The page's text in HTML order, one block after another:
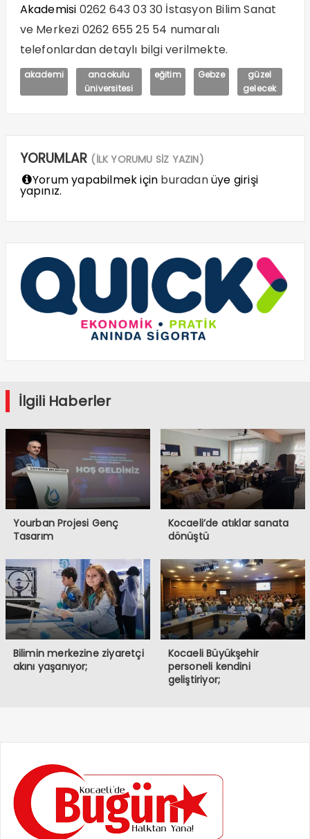
Akademisi 0262 643 03 30 İstasyon Bilim Sanat
ve Merkezi 0262 655 25 54 numaralı
telefonlardan detaylı bilgi verilmekte.
akademi
anaokulu
üniversitesi
eğitim Gebze
güzel
gelecek
YORUMLAR (İLK YORUMU SİZ YAZIN)
Yorum yapabilmek için buradanüye girişi
yapınız.
İlgili Haberler
Yourban Projesi Genç
Tasarım
Kocaeli’de atıklar sanata
dönüştü
Bilimin merkezine ziyaretçi
akını yaşanıyor;
Kocaeli Büyükşehir
personeli kendini
geliştiriyor;